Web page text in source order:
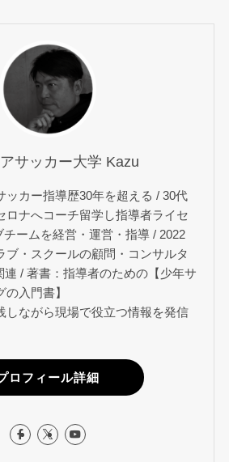
サッカー大学 Kazu
ッカー指導歴30年を超える / 30代
ロナへコーチ留学し指導者ライセ
チームを経営・運営・指導 / 2022
ブ・スクールの顧問・コンサルタ
連 / 著書：指導者のための【少年サ
入門書】
しながら現場で役立つ情報を発信
ロフィール詳細